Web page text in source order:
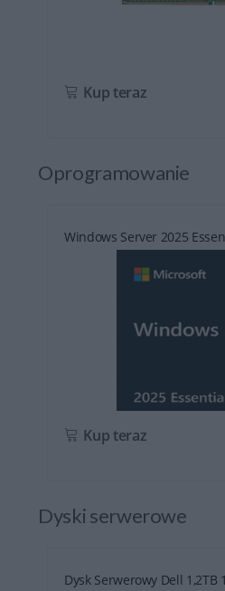
Kup teraz
Oprogramowanie
Windows Server 2025
Kup teraz
Dyski serwerowe
Dysk Serwerowy Dell 1,2TB